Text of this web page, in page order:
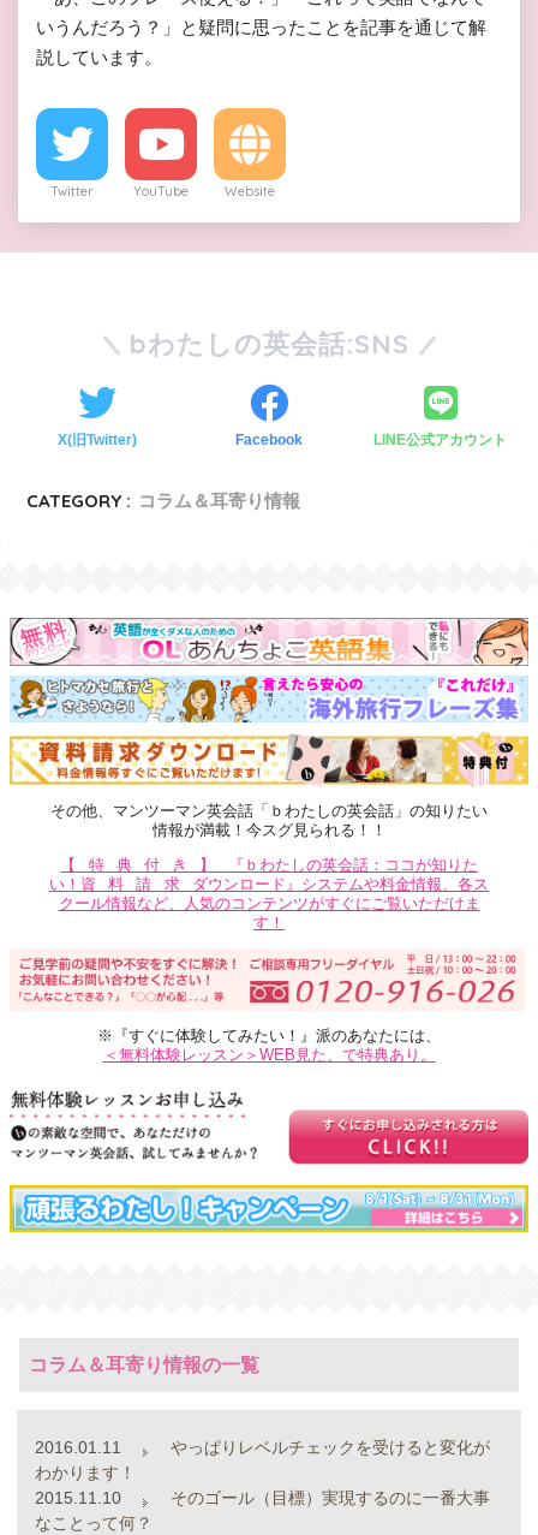
いうんだろう？」と疑問に思ったことを記事を通じて解
説しています。
Twitter YouTube Website
bわたしの英会話:SNS
X(旧Twitter) Facebook LINE公式アカウント
CATEGORY : コラム＆耳寄り情報
その他、マンツーマン英会話「ｂわたしの英会話」の知りたい
情報が満載！今スグ見られる！！
【特典付き】
『ｂわたしの英会話：ココが知りた
い！ 資料請求 ダウンロード』システムや料金情報、各ス
クール情報など、人気のコンテンツがすぐにご覧いただけま
す！
※『すぐに体験してみたい！』派のあなたには、
＜無料体験レッスン＞WEB見た、で特典あり。
コラム＆耳寄り情報の一覧
2016.01.11
やっぱりレベルチェックを受けると変化が
わかります！
2015.11.10
そのゴール（目標）実現するのに一番大事
なことって何？